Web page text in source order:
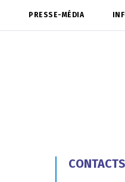
PRESSE-MÉDIA